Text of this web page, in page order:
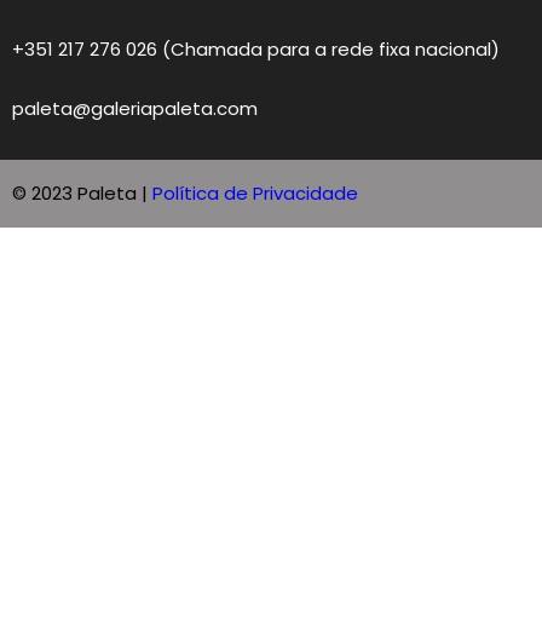
+351 217 276 026 (Chamada para a rede fixa nacional)
paleta@galeriapaleta.com
© 2023 Paleta | Política de Privacidade